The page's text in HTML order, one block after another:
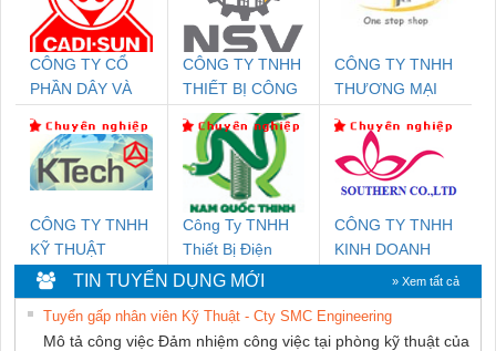
CÔNG TY CỔ
PHẦN DÂY VÀ
THƯỢNG ĐÌNH
CÔNG TY TNHH
THIẾT BỊ CÔNG
NGHIỆP NIHON
SETSUBI VIỆT
NAM
CÔNG TY TNHH
THƯƠNG MẠI
NAM
CÔNG TY TNHH
KỸ THUẬT
KTECH VIỆT
NAM
Công Ty TNHH
Thiết Bị Điện
Nam Quốc Thịnh
CÔNG TY TNHH
KINH DOANH
DỊCH VỤ XNK
PHƯƠNG NAM
TIN TUYỂN DỤNG MỚI » Xem tất cả
Tuyển gấp nhân viên Kỹ Thuật - Cty SMC Engineering
Mô tả công việc Đảm nhiệm công việc tại phòng kỹ thuật của